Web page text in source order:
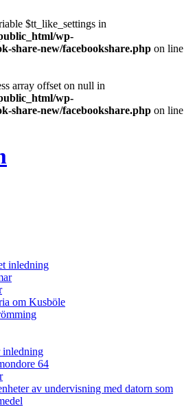
$tt_like_settings in
wp-
share-new/facebookshare.php on line
array offset on null in
wp-
share-new/facebookshare.php on line
inledning
om Kusböle
inledning
64
av undervisning med datorn som